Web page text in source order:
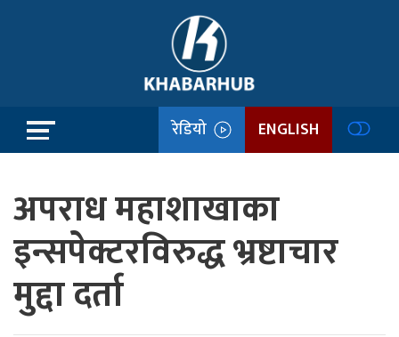
रेडियो ENGLISH
अपराध महाशाखाका
इन्सपेक्टरविरुद्ध भ्रष्टाचार
मुद्दा दर्ता